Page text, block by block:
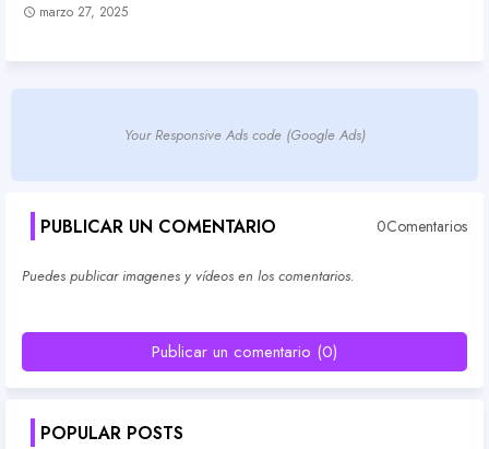
marzo 27, 2025
Your Responsive Ads code (Google Ads)
PUBLICAR UN COMENTARIO 0Comentarios
Puedes publicar imagenes y vídeos en los comentarios.
Publicar un comentario (0)
POPULAR POSTS